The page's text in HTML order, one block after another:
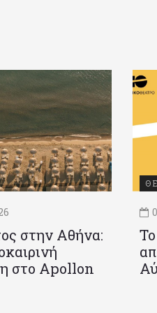
στην Αθήνα:
στο Apollon